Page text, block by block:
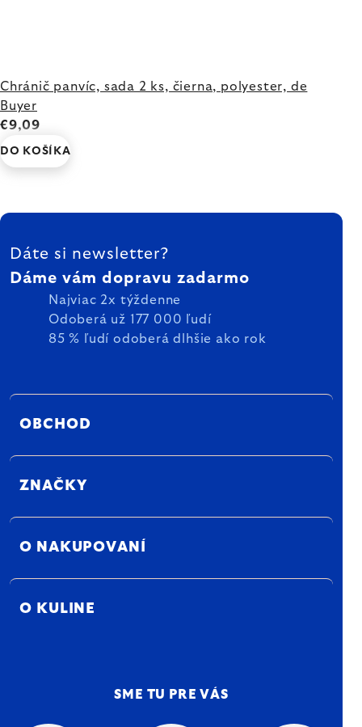
Chránič panvíc, sada 2 ks, čierna, polyester, de
Buyer
€9,09
DO KOŠÍKA
ZÁPÄTIE
Dáte si newsletter?
Dáme vám dopravu zadarmo
Najviac 2x týždenne
Odoberá už 177 000 ľudí
85 % ľudí odoberá dlhšie ako rok
OBCHOD
ZNAČKY
O NAKUPOVANÍ
O KULINE
SME TU PRE VÁS